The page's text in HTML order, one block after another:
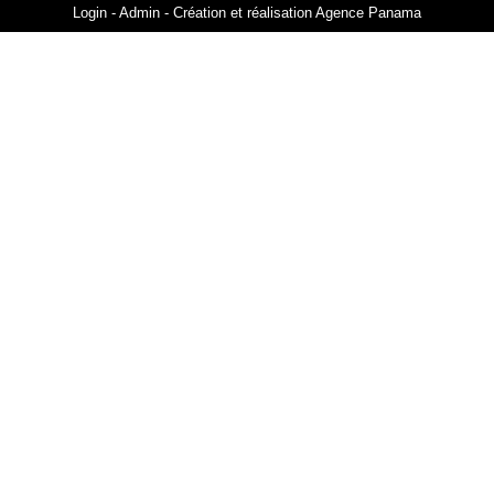
Login Admin Création et réalisation Agence Panama